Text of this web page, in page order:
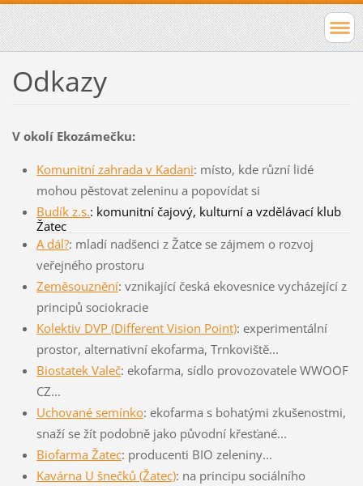
Odkazy
V okolí Ekozámečku:
Komunitní zahrada v Kadani: místo, kde různí lidé
mohou pěstovat zeleninu a popovídat si
Budík z.s.: komunitní čajový, kulturní a vzdělávací klub
Žatec
A dál?: mladí nadšenci z Žatce se zájmem o rozvoj
veřejného prostoru
Zeměsouznění: vznikající česká ekovesnice vycházející z
principů sociokracie
Kolektiv DVP (Different Vision Point): experimentální
prostor, alternativní ekofarma, Trnkoviště...
Biostatek Valeč: ekofarma, sídlo provozovatele WWOOF
CZ...
Uchované semínko: ekofarma s bohatými zkušenostmi,
snaží se žít podobně jako původní křesťané...
Biofarma Žatec: producenti BIO zeleniny...
Kavárna U šnečků (Žatec): na principu sociálního